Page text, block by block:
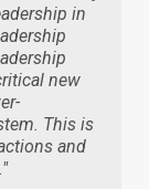
in
new
This is
and